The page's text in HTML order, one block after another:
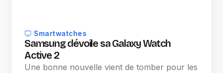
Smartwatches
Samsung dévoile sa Galaxy Watch
Active 2
Une bonne nouvelle vient de tomber pour les